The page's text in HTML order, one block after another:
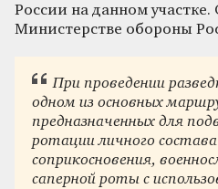
России на данном
Министерстве обороны
При проведении
одном из основных
предназначенных для
ротации личного состава
соприкосновения,
саперной роты с